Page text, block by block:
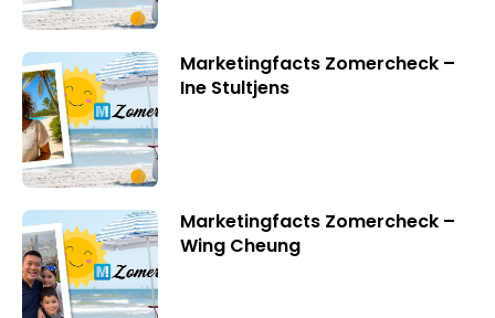
Marketingfacts Zomercheck –
Ine Stultjens
Marketingfacts Zomercheck –
Wing Cheung